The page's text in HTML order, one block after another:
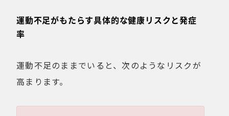
運動不足がもたらす具体的な健康リスクと発症
率
運動不足のままでいると、次のようなリスクが
高まります。